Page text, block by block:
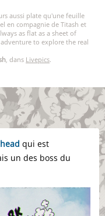
aussi plate qu'une feuille
en compagnie de Titash et
as flat as a sheet of
to explore the real
, dans Livepics.
qui est
un des boss du